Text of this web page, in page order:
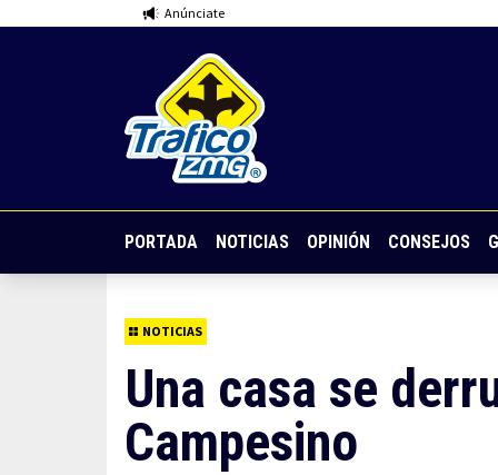
Anúnciate
PORTADA NOTICIAS OPINIÓN CONSEJOS
NOTICIAS
Una casa se
Campesino